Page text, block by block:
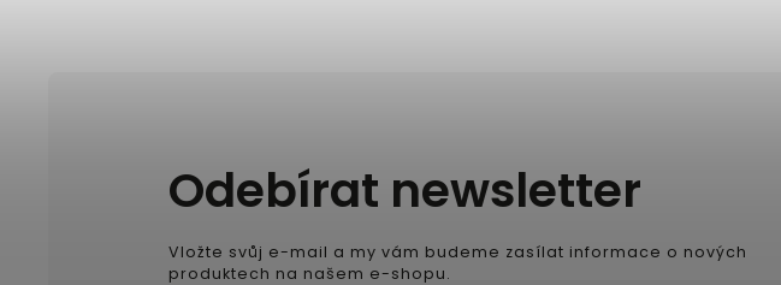
Odebírat newsletter
Vložte svůj e-mail a my vám budeme zasílat informace o nových
produktech na našem e-shopu.